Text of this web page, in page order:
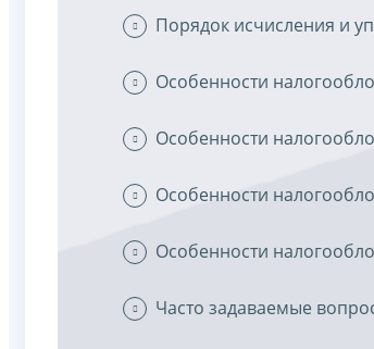
Порядок исчисления и
Особенности
Особенности
Особенности
Особенности
Часто задаваемые